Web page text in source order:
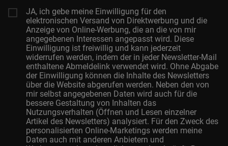
JA, ich gebe meine Einwilligung für den
elektronischen Versand von Direktwerbung und die
Anzeige von Online-Werbung, die an die von mir
angegebenen Interessen angepasst wird. Diese
Einwilligung ist freiwillig und kann jederzeit
widerrufen werden, indem der in jeder Newsletter-Mail
enthaltene Abmeldelink verwendet wird. Ohne Abgabe
der Einwilligung können die Inhalte des Newsletters
über die Website abgerufen werden. Neben den von
mir selbst angegebenen Daten wird auch für die
bessere Gestaltung von Inhalten das
Nutzungsverhalten (Öffnen und Lesen einzelner
Artikel des Newsletters) analysiert. Für den Zweck des
personalisierten Online-Marketings werden meine
Daten auch mit anderen Anbietern und